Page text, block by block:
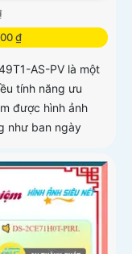
₫
AS-PV là một
tính năng ưu
được hình ảnh
như ban ngày